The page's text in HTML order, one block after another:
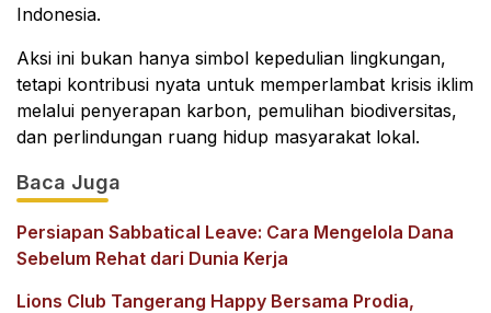
Indonesia.
Aksi ini bukan hanya simbol kepedulian lingkungan,
tetapi kontribusi nyata untuk memperlambat krisis iklim
melalui penyerapan karbon, pemulihan biodiversitas,
dan perlindungan ruang hidup masyarakat lokal.
Baca Juga
Persiapan Sabbatical Leave: Cara Mengelola Dana
Sebelum Rehat dari Dunia Kerja
Lions Club Tangerang Happy Bersama Prodia,